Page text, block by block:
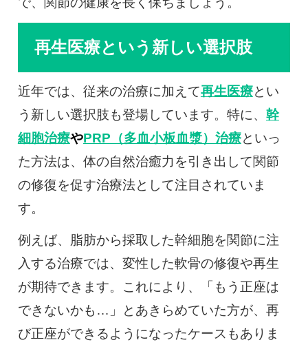
再生医療という新しい選択肢
近年では、従来の治療に加えて再生医療とい
う新しい選択肢も登場しています。特に、 幹
細胞治療やPRP（多血小板血漿）治療といっ
た方法は、体の自然治癒力を引き出して関節
の修復を促す治療法として注目されていま
す。
例えば、脂肪から採取した幹細胞を関節に注
入する治療では、変性した軟骨の修復や再生
が期待できます。これにより、「もう正座は
できないかも…」とあきらめていた方が、再
び正座ができるようになったケースもありま